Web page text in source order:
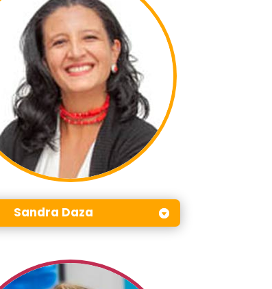
Sandra Daza